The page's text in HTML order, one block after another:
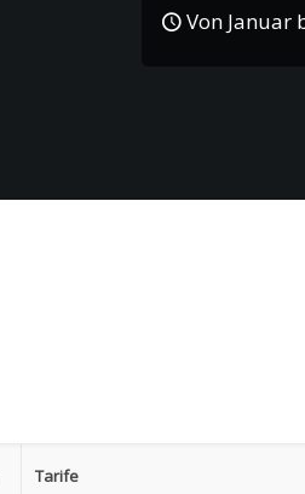
Von Januar
Tarife